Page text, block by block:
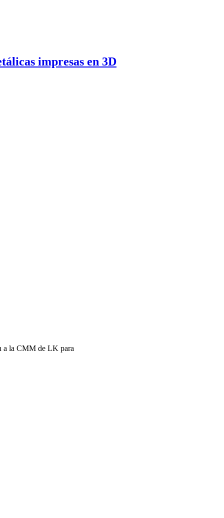
impresas en 3D